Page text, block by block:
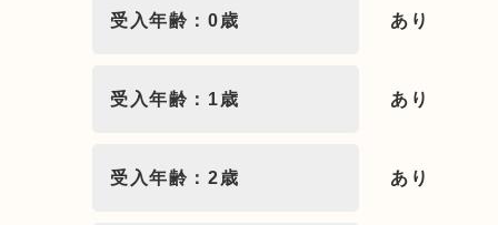
受入年齢：0歳 あり
受入年齢：1歳 あり
受入年齢：2歳 あり